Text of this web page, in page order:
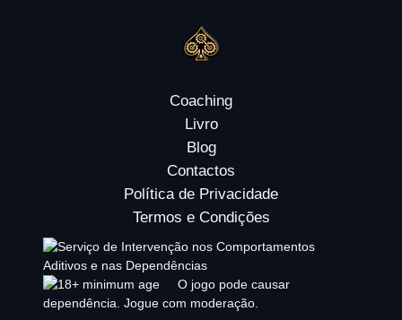
Coaching
Livro
Blog
Contactos
Política de Privacidade
Termos e Condições
O jogo pode causar
dependência. Jogue com moderação.